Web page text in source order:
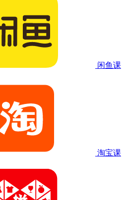
闲鱼课
淘宝课